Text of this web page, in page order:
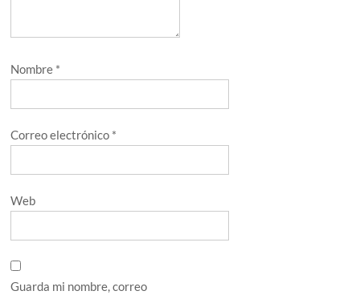
Nombre *
Correo electrónico *
Web
Guarda mi nombre, correo